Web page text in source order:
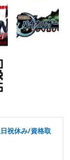
祝休み/資格取